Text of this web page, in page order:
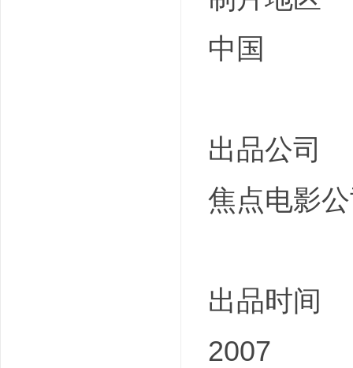
中国
出品公司
焦点电影
出品时间
2007